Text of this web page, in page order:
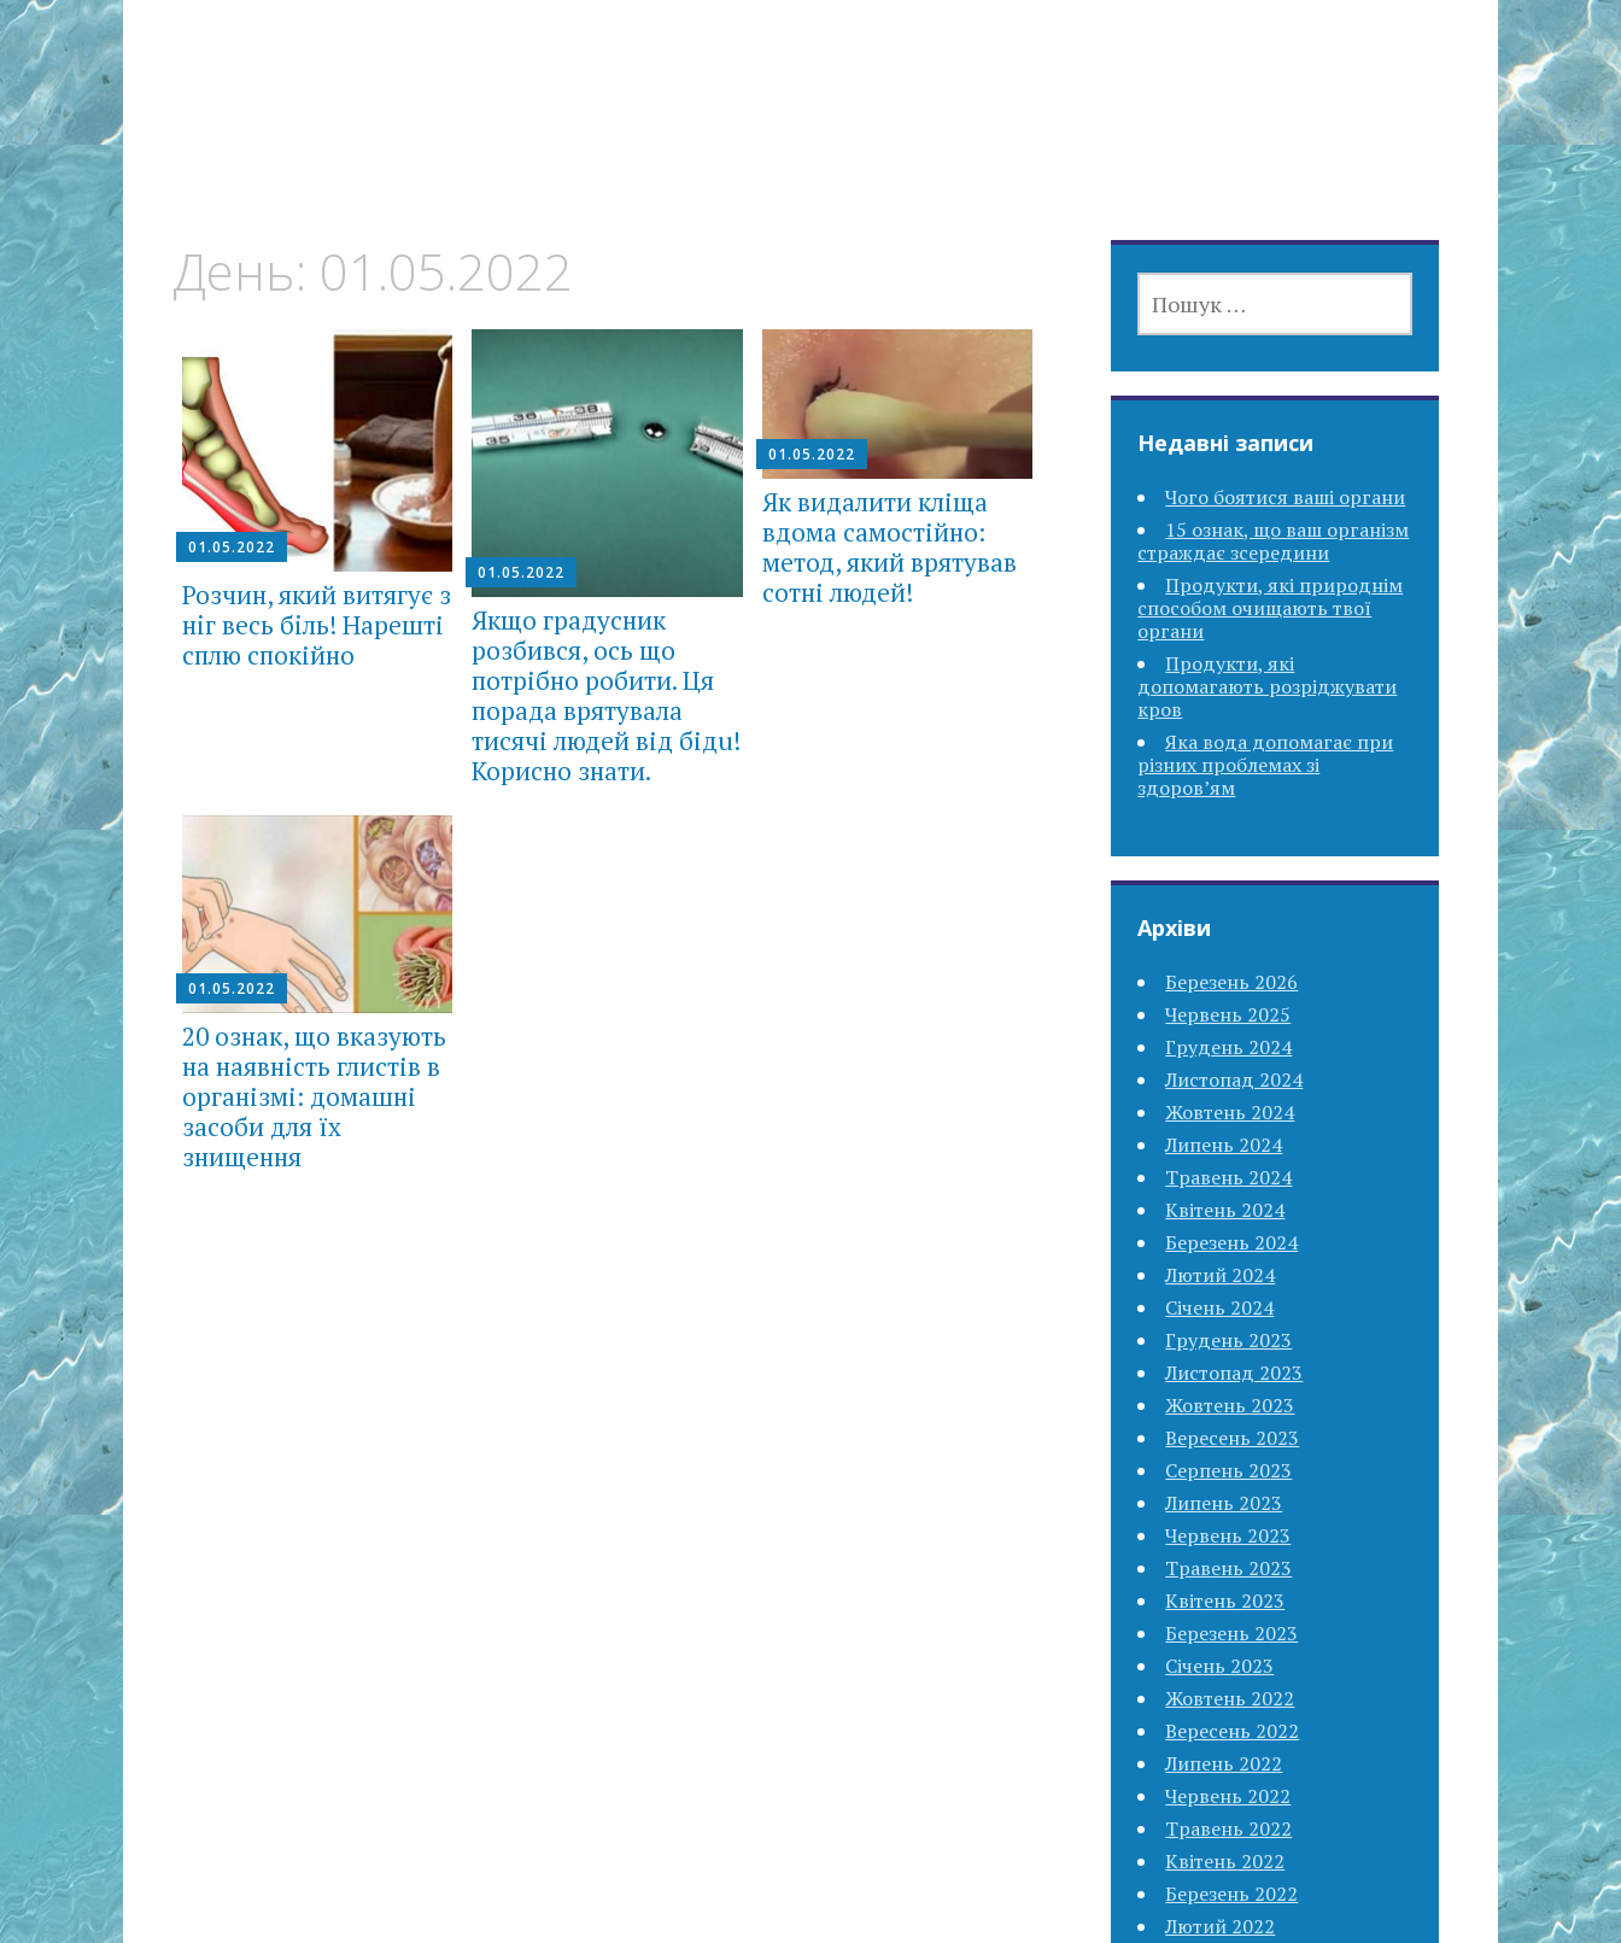
День: 01.05.2022
01.05.2022
Розчин, який витягує з
нiг весь бiль! Нарешті
сплю спокійно
01.05.2022
Якщо градусник
розбився, ось що
потрібно робити. Ця
порада врятувала
тисячі людей від бідu!
Корисно знати.
01.05.2022
Як видалити кліща
вдома самостійно:
метод, який врятував
сотні людей!
01.05.2022
20 ознак, що вказують
на наявність глистів в
організмі: домашні
засоби для їх
знищення
Недавні записи
Чого боятися ваші органи
15 ознак, що ваш організм
страждає зсередини
Продукти, які природнім
способом очищають твої
органи
Продукти, які
допомагають розріджувати
кров
Яка вода допомагає при
різних проблемах зі
здоров’ям
Архіви
Березень 2026
Червень 2025
Грудень 2024
Листопад 2024
Жовтень 2024
Липень 2024
Травень 2024
Квітень 2024
Березень 2024
Лютий 2024
Січень 2024
Грудень 2023
Листопад 2023
Жовтень 2023
Вересень 2023
Серпень 2023
Липень 2023
Червень 2023
Травень 2023
Квітень 2023
Березень 2023
Січень 2023
Жовтень 2022
Вересень 2022
Липень 2022
Червень 2022
Травень 2022
Квітень 2022
Березень 2022
Лютий 2022